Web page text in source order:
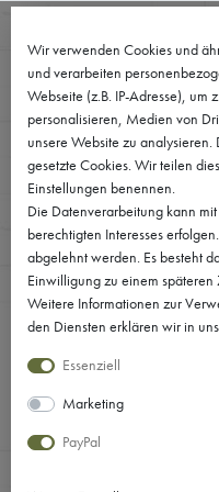
Wir verwenden Cookies und
und verarbeiten
Webseite (z.B. IP-Adresse), um
personalisieren, Medien von
unsere Website zu
gesetzte Cookies. Wir teilen
Einstellungen benennen.
Die Datenverarbeitung kann
berechtigten Interesses
abgelehnt werden. Es besteht
Einwilligung zu einem
Weitere Informationen zur
den Diensten erklären wir in
Essenziell
Marketing
PayPal
FP
V
E
R
F
Ü
G
B
A
R
G
R